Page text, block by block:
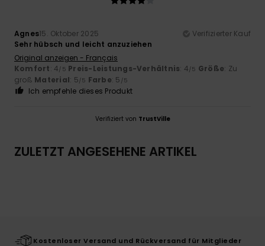
Agnes15. Oktober 2025
Verifizierter Kauf
Sehr hübsch und leicht anzuziehen
Original anzeigen - Français
Komfort: 4/5 Preis-Leistungs-Verhältnis: 4/5 Größe: Zu
groß Material: 5/5 Farbe: 5 /5
Ich empfehle dieses Produkt
Verifiziert von TrustVille
ZULETZT ANGESEHENE ARTIKEL
Kostenloser Versand und Rückversand für Mitglieder